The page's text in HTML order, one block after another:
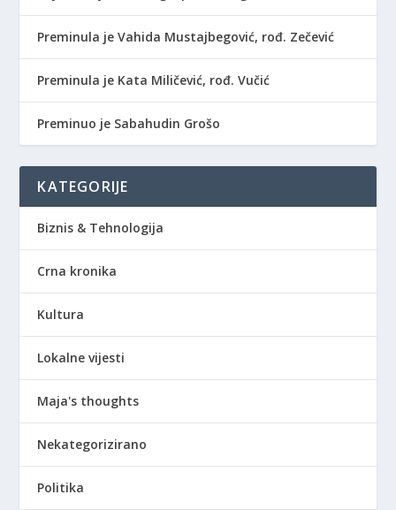
Preminula je Vahida Mustajbegović, rođ. Zečević
Preminula je Kata Miličević, rođ. Vučić
Preminuo je Sabahudin Grošo
KATEGORIJE
Biznis & Tehnologija
Crna kronika
Kultura
Lokalne vijesti
Maja's thoughts
Nekategorizirano
Politika